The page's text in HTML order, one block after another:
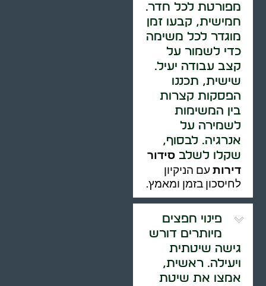
מפורטת לכל חדר.
חמישית, קבעו זמן
מוגדר לכל משימה
כדי לשמור על
קצב עבודה יעיל.
שישית, תכננו
הפסקות קצרות
בין המשימות
לשמירה על
אנרגיה. לבסוף,
שקלו לשלבסידור
דירות עם הניקיון
לחיסכון בזמן ומאמץ.
פינוי חפצים
מיותרים דורש
גישה שיטתית
ויעילה. ראשית,
אמצו את שיטת